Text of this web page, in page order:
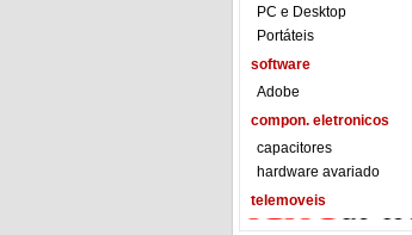
PC e Desktop
Portáteis
software
Adobe
compon. eletronicos
capacitores
hardware avariado
telemoveis